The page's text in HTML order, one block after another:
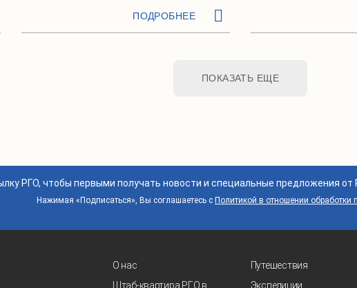
ПОДРОБНЕЕ
ПОКАЗАТЬ ЕЩЕ
РГО, чтобы первыми получать новости и специальные предложения от
Нажимая «Подписаться», Вы соглашаетесь с Политикой в отношении обработки
О нас
Штаб-квартира РГО в
Путешествия
Экспедиции